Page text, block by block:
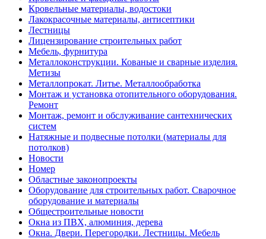
Кровельные материалы, водостоки
Лакокрасочные материалы, антисептики
Лестницы
Лицензирование строительных работ
Мебель, фурнитура
Металлоконструкции. Кованые и сварные изделия.
Метизы
Металлопрокат. Литье. Металлообработка
Монтаж и установка отопительного оборудования.
Ремонт
Монтаж, ремонт и обслуживание сантехнических
систем
Натяжные и подвесные потолки (материалы для
потолков)
Новости
Номер
Областные законопроекты
Оборудование для строительных работ. Сварочное
оборудование и материалы
Общестроительные новости
Окна из ПВХ, алюминия, дерева
Окна. Двери. Перегородки. Лестницы. Мебель